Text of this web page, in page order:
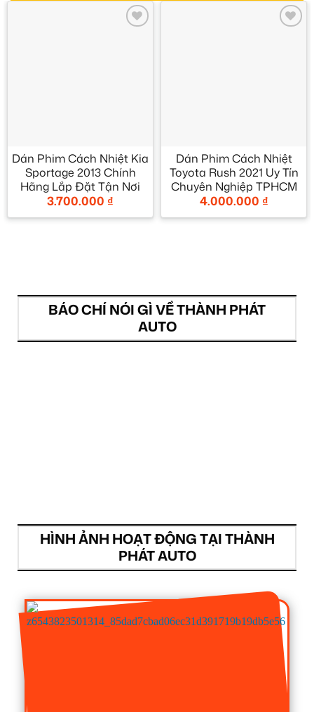
Dán Phim Cách Nhiệt Kia
Sportage 2013 Chính
Hãng Lắp Đặt Tận Nơi
3.700.000 ₫
Dán Phim Cách Nhiệt
Toyota Rush 2021 Uy Tín
Chuyên Nghiệp TPHCM
4.000.000 ₫
BÁO CHÍ NÓI GÌ VỀ THÀNH PHÁT
AUTO
HÌNH ẢNH HOẠT ĐỘNG TẠI THÀNH
PHÁT AUTO